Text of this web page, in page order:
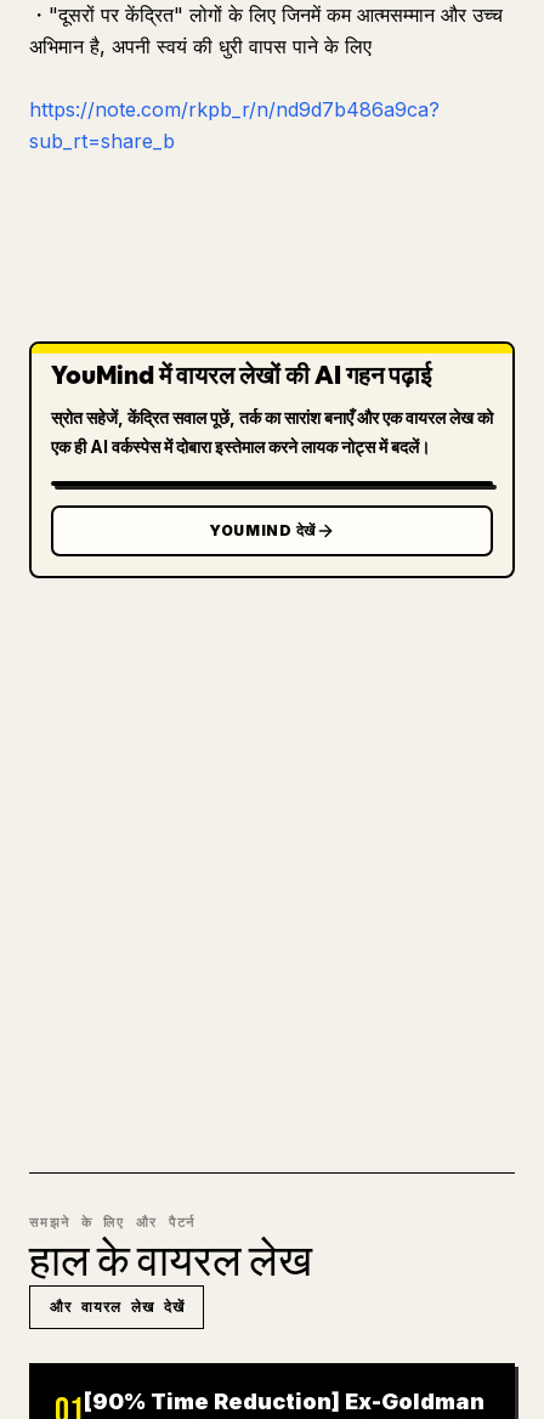
・"दूसरों पर केंद्रित" लोगों के लिए जिनमें कम आत्मसम्मान और उच्च
अभिमान है, अपनी स्वयं की धुरी वापस पाने के लिए
https://note.com/rkpb_r/n/nd9d7b486a9ca?
sub_rt=share_b
YouMind में वायरल लेखों की AI गहन पढ़ाई
स्रोत सहेजें, केंद्रित सवाल पूछें, तर्क का सारांश बनाएँ और एक वायरल लेख को
एक ही AI वर्कस्पेस में दोबारा इस्तेमाल करने लायक नोट्स में बदलें।
YOUMIND देखें
समझने के लिए और पैटर्न
हाल के वायरल लेख
और वायरल लेख देखें
[90% Time Reduction] Ex-Goldman